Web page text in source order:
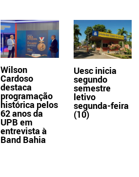
Wilson
Cardoso
destaca
programação
histórica pelos
62 anos da
UPB em
entrevista à
Band Bahia
Uesc inicia
segundo
semestre
letivo
segunda-feira
(10)